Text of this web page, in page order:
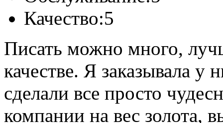
Качество:5
Писать можно много,
качестве. Я заказывала у
сделали все просто
компании на вес золота,